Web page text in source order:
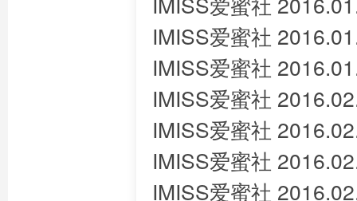
IMISS爱蜜社
IMISS爱蜜社
IMISS爱蜜社
IMISS爱蜜社
IMISS爱蜜社
IMISS爱蜜社